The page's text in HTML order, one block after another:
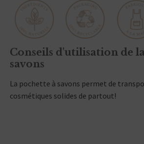
Conseils d'utilisation de
savons
La pochette à savons permet de
cosmétiques solides de partout!